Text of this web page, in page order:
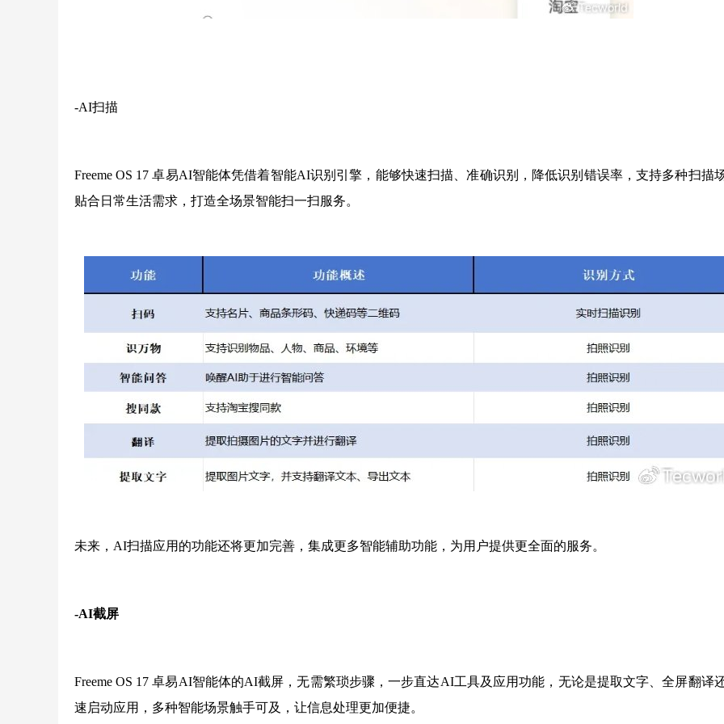
-AI扫描
Freeme OS 17 卓易AI智能体凭借着智能AI识别引擎，能够快速扫描、准确识别，降低识别错误率，支持多种扫描
贴合日常生活需求，打造全场景智能扫一扫服务。
未来，AI扫描应用的功能还将更加完善，集成更多智能辅助功能，为用户提供更全面的服务。
-AI截屏
Freeme OS 17 卓易AI智能体的AI截屏，无需繁琐步骤，一步直达AI工具及应用功能，无论是提取文字、全屏翻译
速启动应用，多种智能场景触手可及，让信息处理更加便捷。